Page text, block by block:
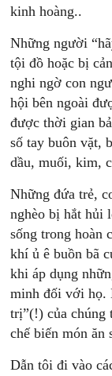
kinh hoàng..
Những người
tội đồ hoặc bị
nghi ngờ con
hội bên ngoài
được thời gian
số tay buôn vặt,
dầu, muối, kim,
Những đứa trẻ,
nghèo bị hắt hủi
sống trong hoàn
khí ủ ê buồn bã
khi áp dụng
minh đối với họ.
trị”(!) của chúng
chế biến món ăn
Dẫn tôi đi vào